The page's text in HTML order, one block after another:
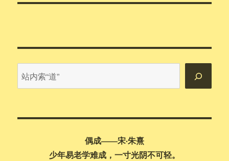
内
偶成——宋·朱熹
少年易老学难成，一寸光阴不可轻。